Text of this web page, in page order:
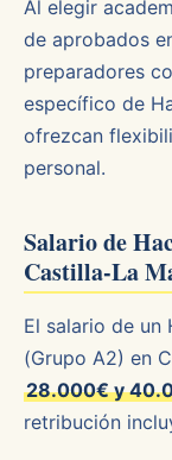
Al elegir
de aprobados
preparadores
específico de
ofrezcan
personal.
Salario de
Castilla-La
El salario de un
(Grupo A2) en
28.000€ y
retribución